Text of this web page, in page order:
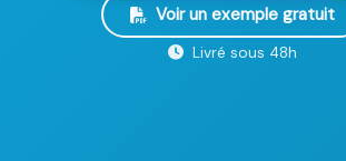
Voir un exemple gratuit
Livré sous 48h